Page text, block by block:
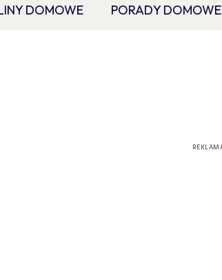
DOMOWE PORADY DOMOWE